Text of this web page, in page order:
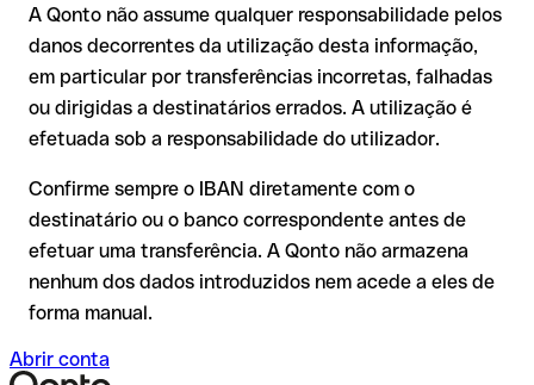
com montantes elevados. A existência de uma conta só pode
ser verificada pelo próprio Banca Fideuram S.P.A. ou através
recuperação é consideravelmente mais complexa e implica
comissões adicionais.
Recomendação
: verifique cada IBAN antes de efetuar uma
transferência com o nosso IBAN Checker gratuito e, em caso
de dúvida, confirme-o diretamente com o destinatário. Esta
precaução é especialmente importante com montantes
elevados ou em novas relações comerciais.
A Qonto não assume qualquer responsabilidade pelos
danos decorrentes da utilização desta informação,
em particular por transferências incorretas, falhadas
ou dirigidas a destinatários errados. A utilização é
efetuada sob a responsabilidade do utilizador.
Confirme sempre o IBAN diretamente com o
destinatário ou o banco correspondente antes de
efetuar uma transferência. A Qonto não armazena
nenhum dos dados introduzidos nem acede a eles de
forma manual.
Abrir conta